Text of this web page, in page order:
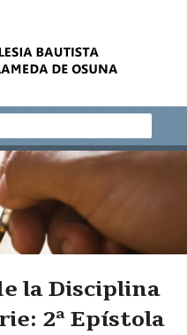
la Disciplina
2ª Epístola